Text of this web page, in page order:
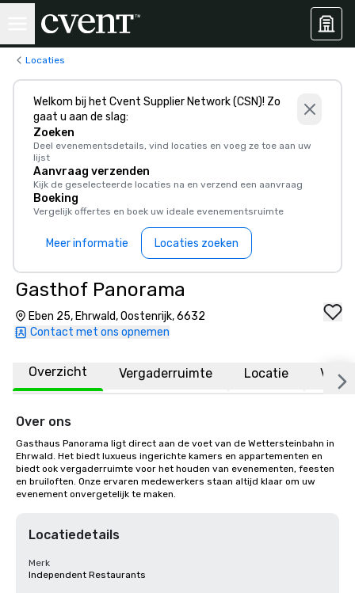
Locaties
Welkom bij het Cvent Supplier Network (CSN)! Zo
gaat u aan de slag:
Zoeken
Deel evenementsdetails, vind locaties en voeg ze toe aan uw
lijst
Aanvraag verzenden
Kijk de geselecteerde locaties na en verzend een aanvraag
Boeking
Vergelijk offertes en boek uw ideale evenementsruimte
Meer informatie Locaties zoeken
Gasthof Panorama
Eben 25, Ehrwald, Oostenrijk, 6632
Contact met ons opnemen
Overzicht Vergaderruimte Locatie
Over ons
Gasthaus Panorama ligt direct aan de voet van de Wettersteinbahn in
Ehrwald. Het biedt luxueus ingerichte kamers en appartementen en
biedt ook vergaderruimte voor het houden van evenementen, feesten
en bruiloften. Onze ervaren medewerkers staan altijd klaar om uw
evenement onvergetelijk te maken.
Locatiedetails
Merk
Independent Restaurants